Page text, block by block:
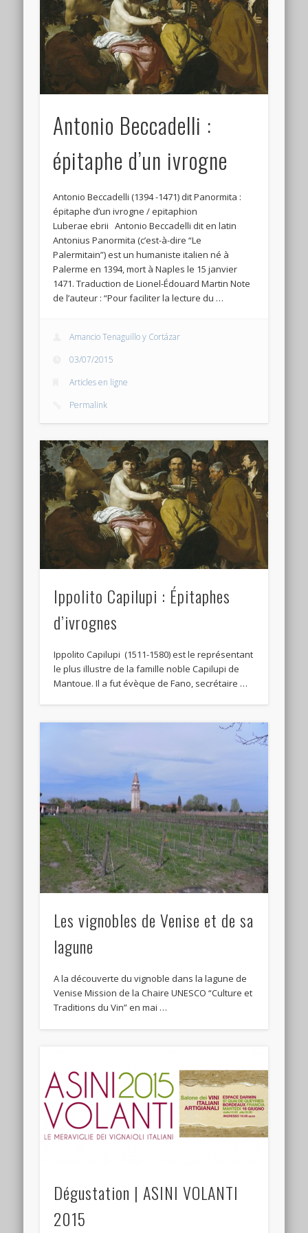
Connexion
Flux des publications
Flux des commentaires
Site de WordPress-FR
Antonio Beccadelli :
épitaphe d’un ivrogne
Antonio Beccadelli (1394 -1471) dit Panormita :
épitaphe d’un ivrogne / epitaphion
Luberae ebrii Antonio Beccadelli dit en latin
Antonius Panormita (c’est-à-dire “Le
Palermitain”) est un humaniste italien né à
Palerme en 1394, mort à Naples le 15 janvier
1471. Traduction de Lionel-Édouard Martin Note
de l’auteur : “Pour faciliter la lecture du …
Amancio Tenaguillo y Cortázar
03/07/2015
Articles en ligne
Permalink
Ippolito Capilupi : Épitaphes
d’ivrognes
Ippolito Capilupi (1511-1580) est le représentant
le plus illustre de la famille noble Capilupi de
Mantoue. Il a fut évèque de Fano, secrétaire …
Les vignobles de Venise et de sa
lagune
A la découverte du vignoble dans la lagune de
Venise Mission de la Chaire UNESCO “Culture et
Traditions du Vin” en mai …
Dégustation | ASINI VOLANTI
2015